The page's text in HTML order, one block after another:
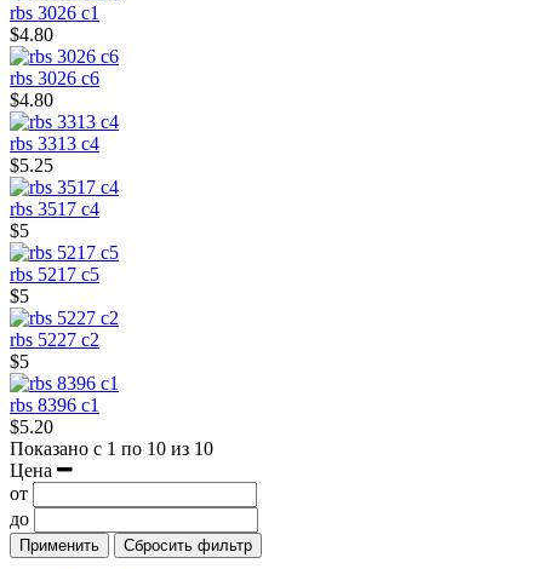
rbs 3026 c1
$4.80
rbs 3026 c6
$4.80
rbs 3313 c4
$5.25
rbs 3517 c4
$5
rbs 5217 c5
$5
rbs 5227 c2
$5
rbs 8396 c1
$5.20
Показано с 1 по 10 из 10
Цена
от
до
Применить Сбросить фильтр